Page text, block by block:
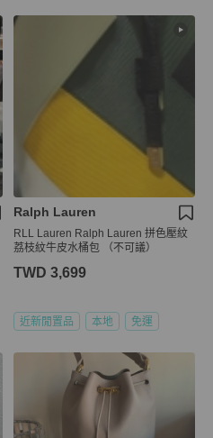
Ralph Lauren
RLL Lauren Ralph Lauren 拼色壓紋
荔枝紋牛皮水桶包 （不可議）
TWD 3,699
近新閒置品 本地 免運